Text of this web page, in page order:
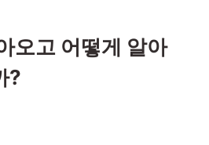
오고 어떻게 알아
?